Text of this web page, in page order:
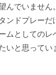
でいません。
ンドプレーだ
ムとしてのレ
いと思ってい